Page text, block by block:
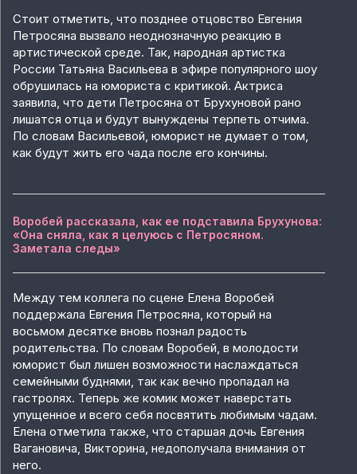
Стоит отметить, что позднее отцовство Евгения
Петросяна вызвало неоднозначную реакцию в
артистической среде. Так, народная артистка
России Татьяна Васильева в эфире популярного шоу
обрушилась на юмориста с критикой. Актриса
заявила, что дети Петросяна от Брухуновой рано
лишатся отца и будут вынуждены терпеть отчима.
По словам Васильевой, юморист не думает о том,
как будут жить его чада после его кончины.
Воробей рассказала, как ее подставила Брухунова:
«Она сняла, как я целуюсь с Петросяном.
Заметала следы»
Между тем коллега по сцене Елена Воробей
поддержала Евгения Петросяна, который на
восьмом десятке вновь познал радость
родительства. По словам Воробей, в молодости
юморист был лишен возможности наслаждаться
семейными буднями, так как вечно пропадал на
гастролях. Теперь же комик может наверстать
упущенное и всего себя посвятить любимым чадам.
Елена отметила также, что старшая дочь Евгения
Вагановича, Викторина, недополучала внимания от
него.